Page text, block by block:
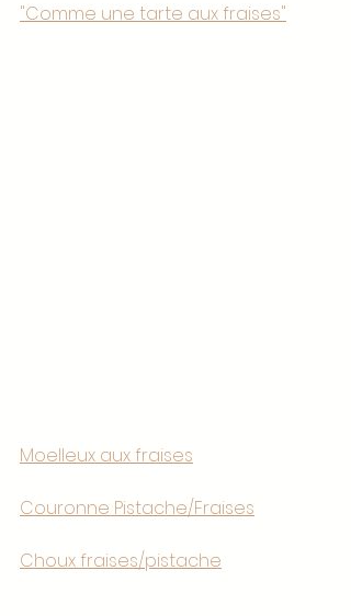
"Comme une tarte aux fraises"
Moelleux aux fraises
Couronne Pistache/Fraises
Choux fraises/pistache